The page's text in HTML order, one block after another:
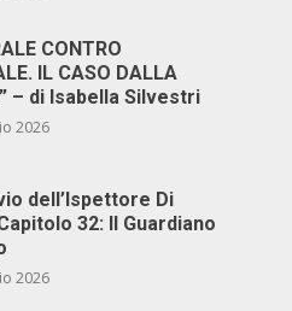
CONTRO
IL CASO DALLA
– di Isabella Silvestri
2026
dell’Ispettore Di
32: Il Guardiano
2026